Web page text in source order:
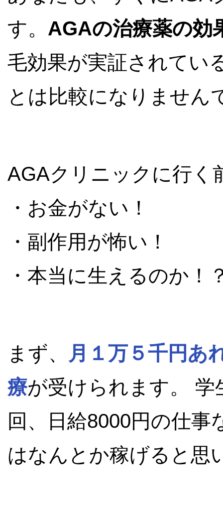
す。 AGAの治療薬の効
毛効果が実証されてい
とは比較になりません
AGAクリニックに行く
・お金がない！
・副作用が怖い！
・本当に生えるのか！
まず、
月１万５千円あ
療が受けられます。
回、日給8000円の仕
はなんとか稼げると思